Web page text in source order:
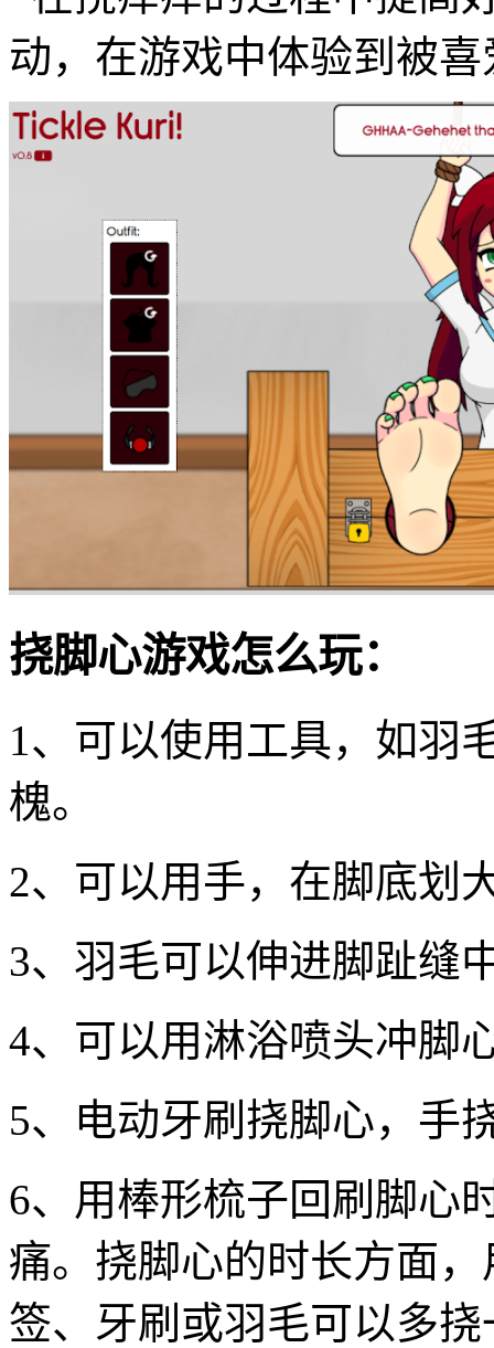
动，在游戏中体验到被
挠脚心游戏怎么玩：
1、可以使用工具，如羽
槐。
2、可以用手，在脚底划
3、羽毛可以伸进脚趾缝
4、可以用淋浴喷头冲脚
5、电动牙刷挠脚心，手
6、用棒形梳子回刷脚心
痛。挠脚心的时长方面
签、牙刷或羽毛可以多